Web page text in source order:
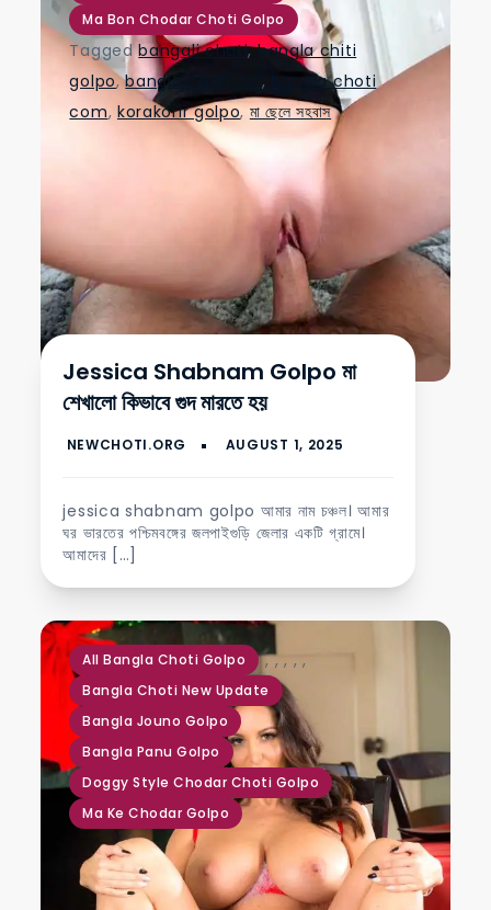
Ma Bon Chodar Choti Golpo
Taggedbangali chati,bangla chiti
golpo,bangla choti boi ,
bangla choti
com, korakorir golpo,মা ছেলে সহবাস
Jessica Shabnam Golpo মা
শেখালো কিভাবে গুদ মারতে হয়
jessica shabnam golpo আমার নাম চঞ্চল। আমার
ঘর ভারতের পশ্চিমবঙ্গের জলপাইগুড়ি জেলার একটি গ্রামে।
আমাদের […]
All Bangla Choti Golpo ,
Bangla Choti New Update
,
Bangla Jouno Golpo
,
Bangla Panu Golpo
,
Doggy Style Chodar Choti Golpo
,
Ma Ke Chodar Golpo